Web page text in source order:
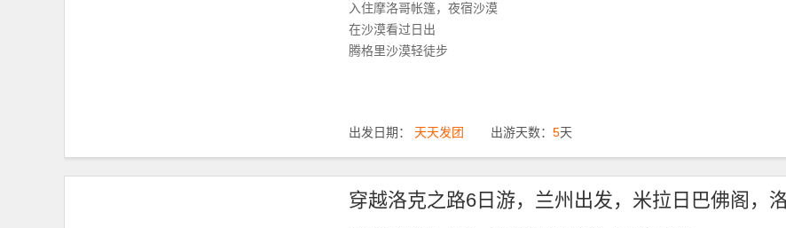
出发日期： 天天发团 出游天数： 5天
入住摩洛哥帐篷，夜宿沙漠
在沙漠看过日出
腾格里沙漠轻徒步